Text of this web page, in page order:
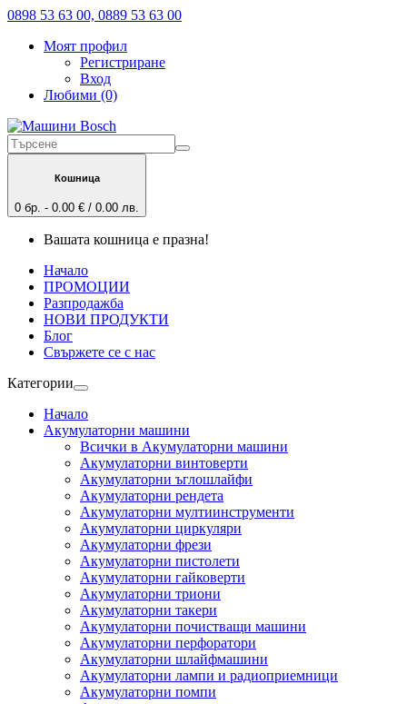
0898 53 63 00, 0889 53 63 00
Моят профил
Регистриране
Вход
Любими (0)
Кошница
0 бр. - 0.00 € / 0.00 лв.
Вашата кошница е празна!
Начало
ПРОМОЦИИ
Разпродажба
НОВИ ПРОДУКТИ
Блог
Свържете се с нас
Категории
Начало
Акумулаторни машини
Всички в Акумулаторни машини
Акумулаторни винтоверти
Акумулаторни ъглошлайфи
Акумулаторни рендета
Акумулаторни мултиинструменти
Акумулаторни циркуляри
Акумулаторни фрези
Акумулаторни пистолети
Акумулаторни гайковерти
Акумулаторни триони
Акумулаторни такери
Акумулаторни почистващи машини
Акумулаторни перфоратори
Акумулаторни шлайфмашини
Акумулаторни лампи и радиоприемници
Акумулаторни помпи